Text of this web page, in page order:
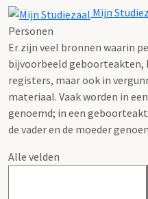
Mijn
Personen
Er zijn veel bronnen waarin
bijvoorbeeld
registers, maar ook in
materiaal. Vaak worden in
genoemd; in een
de vader en de moeder
Alle velden